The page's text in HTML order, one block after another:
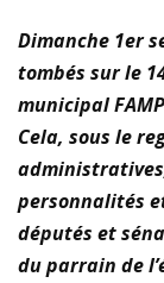
plastiques
Immersion
FOCACO
le
2026
Dimanche 1er
tombés sur le
municipal
Cela, sous le
personnalités
députés et
du parrain de